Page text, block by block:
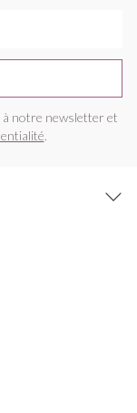
à notre newsletter et
.